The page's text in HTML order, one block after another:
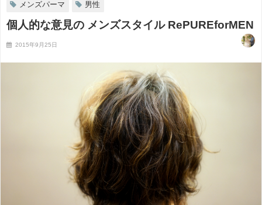
メンズパーマ 男性
個人的な意見の メンズスタイル RePUREforMEN
2015年9月25日